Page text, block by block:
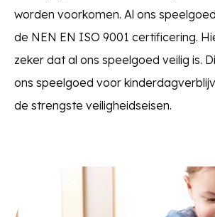
worden voorkomen. Al ons
de NEN EN ISO 9001 certificering.
zeker dat al ons speelgoed veilig is.
ons speelgoed voor
de strengste veiligheidseisen.